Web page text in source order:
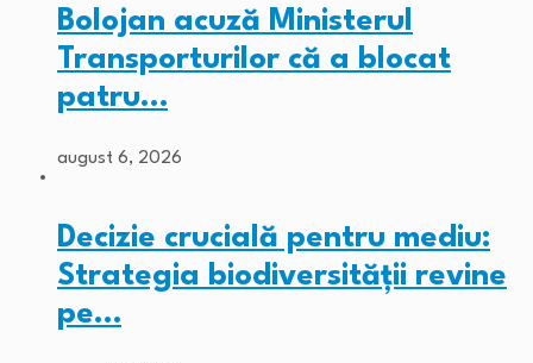
Bolojan acuză Ministerul
Transporturilor că a blocat
patru…
august 6, 2026
Decizie crucială pentru mediu:
Strategia biodiversității revine
pe…